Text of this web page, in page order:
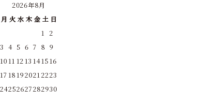
2026年8月
月 火水 木金 土 日
1 2
3 4 5 6 7 8 9
10 11 12 13 1415 16
17 18 1920212223
24252627282930